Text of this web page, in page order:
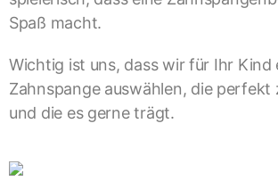
Spaß macht.
Wichtig ist uns, dass wir für Ihr Kind
Zahnspange auswählen, die perfekt
und die es gerne trägt.